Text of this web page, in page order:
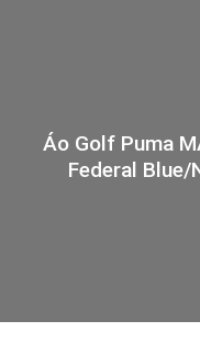
Áo Golf Puma
Federal